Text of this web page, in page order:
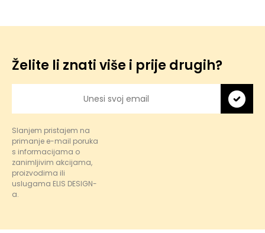
Želite li znati više i prije drugih?
Slanjem pristajem na
primanje e-mail poruka
s informacijama o
zanimljivim akcijama,
proizvodima ili
uslugama ELIS DESIGN-
a.